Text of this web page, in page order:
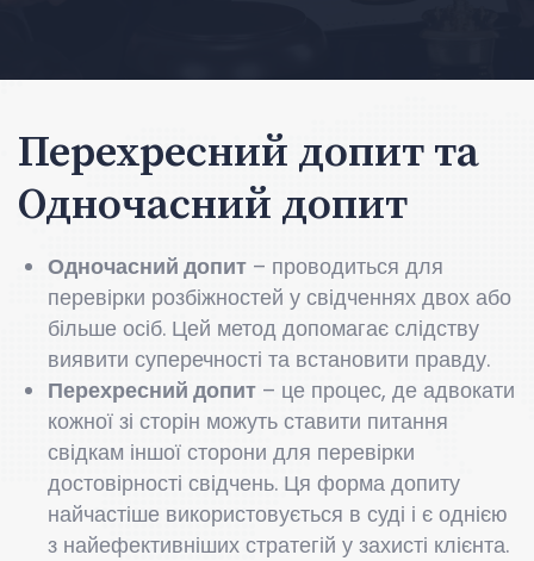
Перехресний допит та
Одночасний допит
Одночасний допит – проводиться для
перевірки розбіжностей у свідченнях двох або
більше осіб. Цей метод допомагає слідству
виявити суперечності та встановити правду.
Перехресний допит – це процес, де адвокати
кожної зі сторін можуть ставити питання
свідкам іншої сторони для перевірки
достовірності свідчень. Ця форма допиту
найчастіше використовується в суді і є однією
з найефективніших стратегій у захисті клієнта.